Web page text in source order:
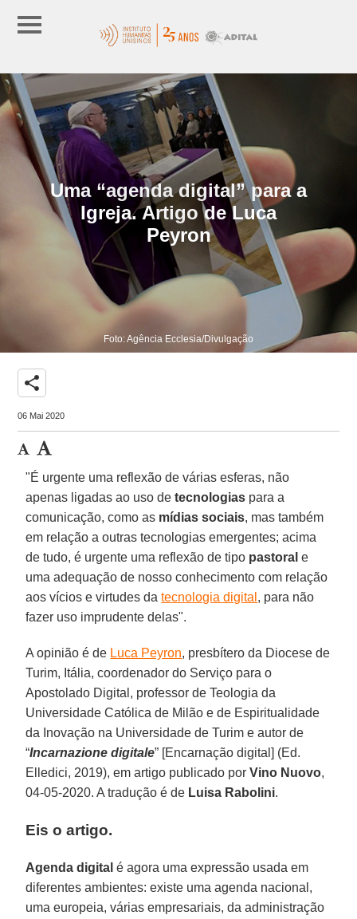
Uma “agenda digital” para a
Igreja. Artigo de Luca
Peyron
Foto: Agência Ecclesia/Divulgação
share
06 Mai 2020
"É urgente uma reflexão de várias esferas, não
apenas ligadas ao uso detecnologias para a
comunicação, como as mídias sociais, mas também
em relação a outras tecnologias emergentes; acima
de tudo, é urgente uma reflexão de tipo pastoral e
uma adequação de nosso conhecimento com relação
aos vícios e virtudes datecnologia digital , para não
fazer uso imprudente delas".
A opinião é de Luca Peyron, presbítero da Diocese de
Turim, Itália, coordenador do Serviço para o
Apostolado Digital, professor de Teologia da
Universidade Católica de Milão e de Espiritualidade
da Inovação na Universidade de Turim e autor de
“Incarnazione digitale” [Encarnação digital] (Ed.
Elledici, 2019), em artigo publicado porVino Nuovo,
04-05-2020. A tradução é de Luisa Rabolini.
Eis o artigo.
Agenda digital é agora uma expressão usada em
diferentes ambientes: existe uma agenda nacional,
uma europeia, várias empresariais, da administração